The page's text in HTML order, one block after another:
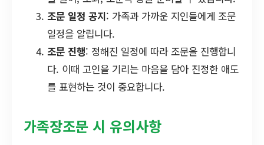
조문 일정 공지: 가족과 가까운 지인들에게 조문
일정을 알립니다.
조문 진행: 정해진 일정에 따라 조문을 진행합니
다. 이때 고인을 기리는 마음을 담아 진정한 애도
를 표현하는 것이 중요합니다.
가족장조문 시 유의사항